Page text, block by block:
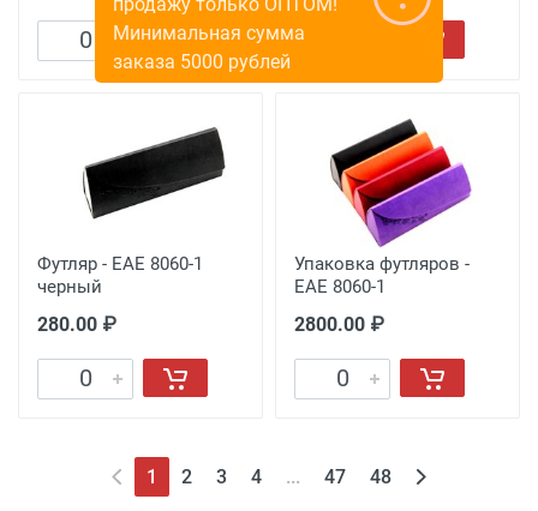
Футляр - EAE 8060-1
черный
280.00 ₽
Упаковка футляров -
EAE 8060-1
2800.00 ₽
1 2 3 4 ... 47 48